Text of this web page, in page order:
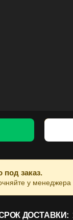
под заказ.
у менеджера
ДОСТАВКИ: